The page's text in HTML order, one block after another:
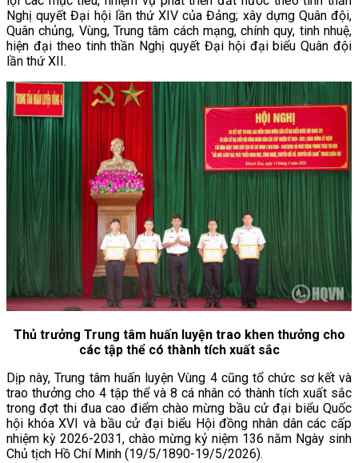
Nghị quyết Đại hội lần thứ XIV của Đảng; xây dựng Quân đội,
Quân chủng, Vùng, Trung tâm cách mạng, chính quy, tinh nhuệ,
hiện đại theo tinh thần Nghị quyết Đại hội đại biểu Quân đội
lần thứ XII.
Thủ trưởng Trung tâm huấn luyện trao khen thưởng cho
các tập thể có thành tích xuất sắc
Dịp này, Trung tâm huấn luyện Vùng 4 cũng tổ chức sơ kết và
trao thưởng cho 4 tập thể và 8 cá nhân có thành tích xuất sắc
trong đợt thi đua cao điểm chào mừng bầu cử đại biểu Quốc
hội khóa XVI và bầu cử đại biểu Hội đồng nhân dân các cấp
nhiệm kỳ 2026-2031, chào mừng kỷ niệm 136 năm Ngày sinh
Chủ tịch Hồ Chí Minh (19/5/1890-19/5/2026).